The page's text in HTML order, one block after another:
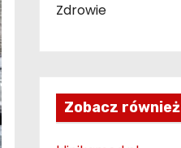
Zdrowie
Zobacz również